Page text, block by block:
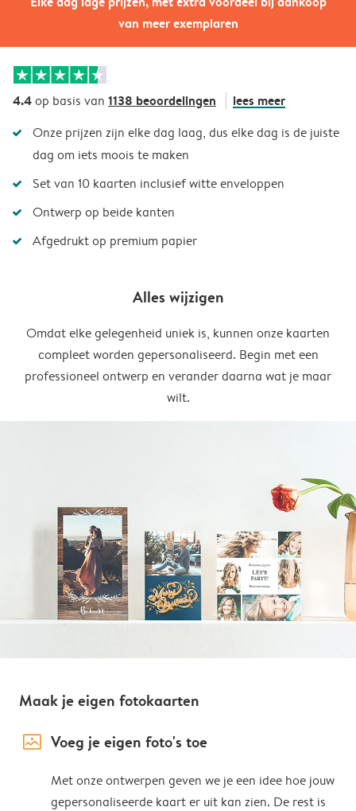
van meer exemplaren
4.4op basis van 1138 beoordelingen lees meer
Onze prijzen zijn elke dag laag, dus elke dag is de juiste
dag om iets moois te maken
Set van 10 kaarten inclusief witte enveloppen
Ontwerp op beide kanten
Afgedrukt op premium papier
Alles wijzigen
Omdat elke gelegenheid uniek is, kunnen onze kaarten
compleet worden gepersonaliseerd. Begin met een
professioneel ontwerp en verander daarna wat je maar
wilt.
Maak je eigen fotokaarten
image_placeholder Voeg je eigen foto's toe
Met onze ontwerpen geven we je een idee hoe jouw
gepersonaliseerde kaart er uit kan zien. De rest is